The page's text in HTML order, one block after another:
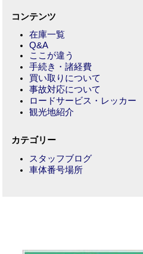
コンテンツ
在庫一覧
Q&A
ここが違う
手続き・諸経費
買い取りについて
事故対応について
ロードサービス・レッカー
観光地紹介
カテゴリー
スタッフブログ
車体番号場所